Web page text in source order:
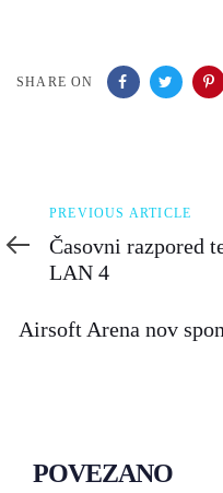
SHARE ON
Previous
Article
PREVIOUS ARTICLE
Časovni razpored
LAN 4
Article
Airsoft Arena nov
POVEZANO